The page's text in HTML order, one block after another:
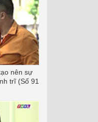
nên sự
trĩ (Số 91